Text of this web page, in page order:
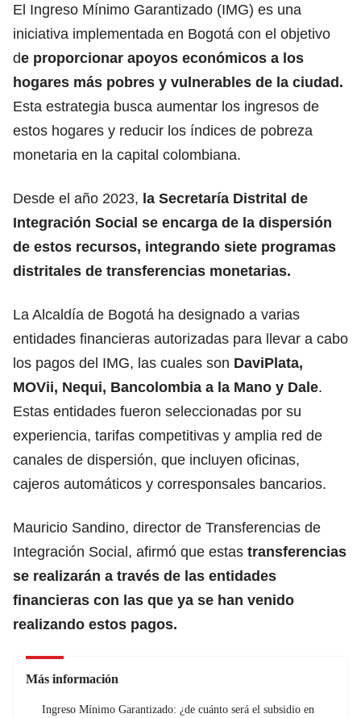
El Ingreso Mínimo Garantizado (IMG) es una
iniciativa implementada en Bogotá con el objetivo
de proporcionar apoyos económicos a los
hogares más pobres y vulnerables de la ciudad.
Esta estrategia busca aumentar los ingresos de
estos hogares y reducir los índices de pobreza
monetaria en la capital colombiana.
Desde el año 2023, la Secretaría Distrital de
Integración Social se encarga de la dispersión
de estos recursos, integrando siete programas
distritales de transferencias monetarias.
La Alcaldía de Bogotá ha designado a varias
entidades financieras autorizadas para llevar a cabo
los pagos del IMG, las cuales son DaviPlata,
MOVii, Nequi, Bancolombia a la Mano y Dale.
Estas entidades fueron seleccionadas por su
experiencia, tarifas competitivas y amplia red de
canales de dispersión, que incluyen oficinas,
cajeros automáticos y corresponsales bancarios.
Mauricio Sandino, director de Transferencias de
Integración Social, afirmó que estas transferencias
se realizarán a través de las entidades
financieras con las que ya se han venido
realizando estos pagos.
Más información
Ingreso Mínimo Garantizado: ¿de cuánto será el subsidio en